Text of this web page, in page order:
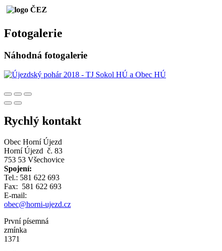
Fotogalerie
Náhodná fotogalerie
Rychlý kontakt
Obec Horní Újezd
Horní Újezd č. 83
753 53 Všechovice
Spojení:
Tel.: 581 622 693
Fax: 581 622 693
E-mail:
obec@horni-ujezd.cz
První písemná
zmínka
1371